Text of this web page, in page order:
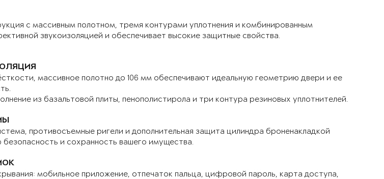
с массивным полотном, тремя контурами уплотнения и комбинированным
звукоизоляцией и обеспечивает высокие защитные свойства.
массивное полотно до 106 мм обеспечивают идеальную геометрию двери и ее
из базальтовой плиты, пенополистирола и три контура резиновых уплотнителей.
противосъемные ригели и дополнительная защита цилиндра броненакладкой
и сохранность вашего имущества.
мобильное приложение, отпечаток пальца, цифровой пароль, карта доступа,